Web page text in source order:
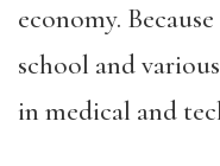
economy.
school and
in medical and